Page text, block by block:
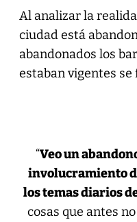
Al analizar la
ciudad está
abandonados los
estaban vigentes
“Veo un
involucramiento
los temas diarios
cosas que antes